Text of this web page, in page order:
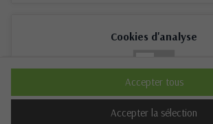
Cookies d'analyse
Description
Accepter la sélection
Accepter tous